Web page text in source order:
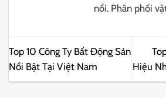
nổi. Phân phối
Top 10 Công Ty Bất Động Sản
Nổi Bật Tại Việt Nam
Hiệu